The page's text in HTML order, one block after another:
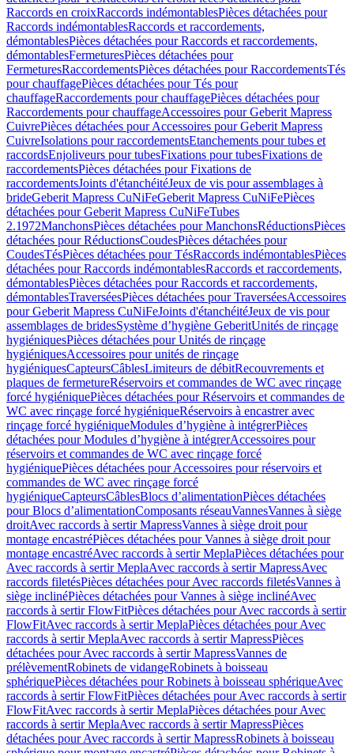
Raccords en croixRaccords indémontablesPièces détachées pour
Raccords indémontablesRaccords et raccordements,
démontablesPièces détachées pour Raccords et raccordements,
démontablesFermeturesPièces détachées pour
FermeturesRaccordementsPièces détachées pour RaccordementsTés
pour chauffagePièces détachées pour Tés pour
chauffageRaccordements pour chauffagePièces détachées pour
Raccordements pour chauffageAccessoires pour Geberit Mapress
CuivrePièces détachées pour Accessoires pour Geberit Mapress
CuivreIsolations pour raccordementsEtanchements pour tubes et
raccordsEnjoliveurs pour tubesFixations pour tubesFixations de
raccordementsPièces détachées pour Fixations de
raccordementsJoints d'étanchéitéJeux de vis pour assemblages à
brideGeberit Mapress CuNiFeGeberit Mapress CuNiFePièces
détachées pour Geberit Mapress CuNiFeTubes
2.1972ManchonsPièces détachées pour ManchonsRéductionsPièces
détachées pour RéductionsCoudesPièces détachées pour
CoudesTésPièces détachées pour TésRaccords indémontablesPièces
détachées pour Raccords indémontablesRaccords et raccordements,
démontablesPièces détachées pour Raccords et raccordements,
démontablesTraverséesPièces détachées pour TraverséesAccessoires
pour Geberit Mapress CuNiFeJoints d'étanchéitéJeux de vis pour
assemblages de bridesSystème d’hygiène GeberitUnités de rinçage
hygiéniquesPièces détachées pour Unités de rinçage
hygiéniquesAccessoires pour unités de rinçage
hygiéniquesCapteursCâblesLimiteurs de débitRecouvrements et
plaques de fermetureRéservoirs et commandes de WC avec rinçage
forcé hygiéniquePièces détachées pour Réservoirs et commandes de
WC avec rinçage forcé hygiéniqueRéservoirs à encastrer avec
rinçage forcé hygiéniqueModules d’hygiène à intégrerPièces
détachées pour Modules d’hygiène à intégrerAccessoires pour
réservoirs et commandes de WC avec rinçage forcé
hygiéniquePièces détachées pour Accessoires pour réservoirs et
commandes de WC avec rinçage forcé
hygiéniqueCapteursCâblesBlocs d’alimentationPièces détachées
pour Blocs d’alimentationComposants réseauVannesVannes à siège
droitAvec raccords à sertir MapressVannes à siège droit pour
montage encastréPièces détachées pour Vannes à siège droit pour
montage encastréAvec raccords à sertir MeplaPièces détachées pour
Avec raccords à sertir MeplaAvec raccords à sertir MapressAvec
raccords filetésPièces détachées pour Avec raccords filetésVannes à
siège inclinéPièces détachées pour Vannes à siège inclinéAvec
raccords à sertir FlowFitPièces détachées pour Avec raccords à sertir
FlowFitAvec raccords à sertir MeplaPièces détachées pour Avec
raccords à sertir MeplaAvec raccords à sertir MapressPièces
détachées pour Avec raccords à sertir MapressVannes de
prélèvementRobinets de vidangeRobinets à boisseau
sphériquePièces détachées pour Robinets à boisseau sphériqueAvec
raccords à sertir FlowFitPièces détachées pour Avec raccords à sertir
FlowFitAvec raccords à sertir MeplaPièces détachées pour Avec
raccords à sertir MeplaAvec raccords à sertir MapressPièces
détachées pour Avec raccords à sertir MapressRobinets à boisseau